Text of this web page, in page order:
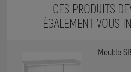
CES PRODUITS
ÉGALEMENT VOUS
Meuble